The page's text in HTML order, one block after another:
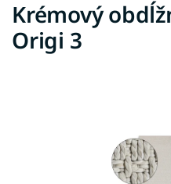
Krémový
Origi 3